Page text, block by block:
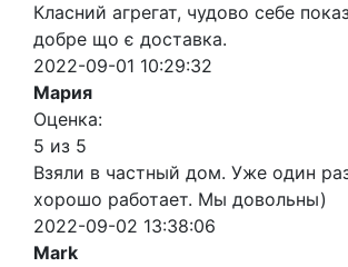
Класний агрегат, чудово себе
добре що є доставка.
2022-09-01 10:29:32
Мария
Оценка:
5 из 5
Взяли в частный дом. Уже один
хорошо работает. Мы довольны)
2022-09-02 13:38:06
Mark